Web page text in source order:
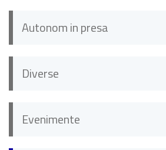
Autonom in presa
Diverse
Evenimente